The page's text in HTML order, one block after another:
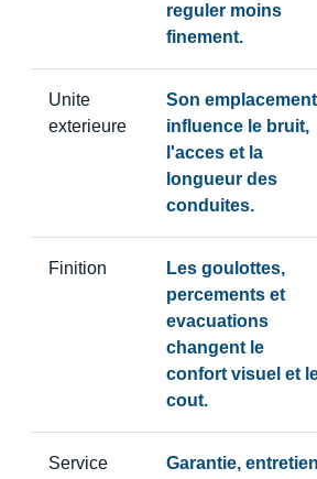
reguler moins
finement.
Unite
exterieure
Son emplacement
influence le bruit,
l'acces et la
longueur des
conduites.
Finition
Les goulottes,
percements et
evacuations
changent le
confort visuel et
cout.
Service
Garantie, entretien